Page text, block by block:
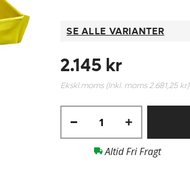
SE ALLE VARIANTER
2.145 kr
Ekskl.moms (Inkl. moms2.681,25 kr)
Altid Fri Fragt